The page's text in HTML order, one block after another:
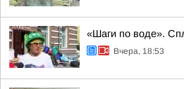
«Шаги по воде».
Вчера, 18:53